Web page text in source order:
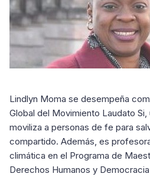
Lindlyn Moma se desempeña
Global del Movimiento Laudato Si,
moviliza a personas de fe para
compartido. Además, es
climática en el Programa de
Derechos Humanos y